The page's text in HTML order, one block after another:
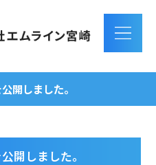
開しました。
開しました。